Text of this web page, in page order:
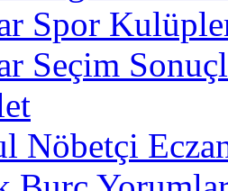
Spor
Seçim
Nöbetçi